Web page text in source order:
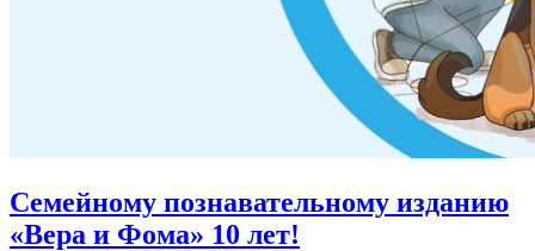
Семейному познавательному изданию
«Вера и Фома» 10 лет!